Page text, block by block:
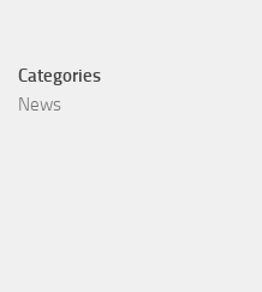
Categories
News